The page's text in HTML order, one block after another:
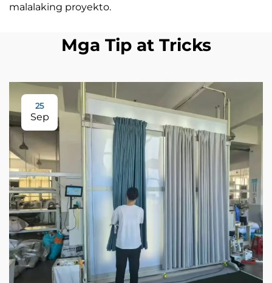
malalaking proyekto.
Mga Tip at Tricks
25
Sep